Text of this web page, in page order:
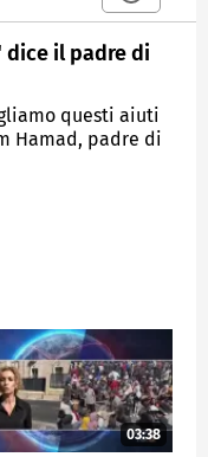
dice il padre di
questi aiuti
Hamad, padre di
zia del
sono stati
cibo",
da pallottole
03:38